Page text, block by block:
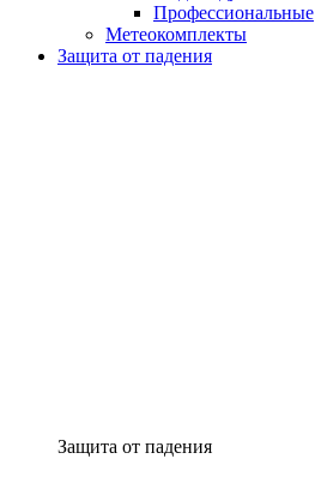
Профессиональные
Метеокомплекты
Защита от падения
Защита от падения